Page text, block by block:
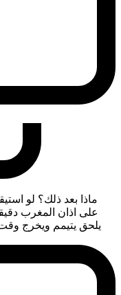
ماذا بعد ذلك؟ لو
على اذان المغرب
يلحق يتيمم ويخرج